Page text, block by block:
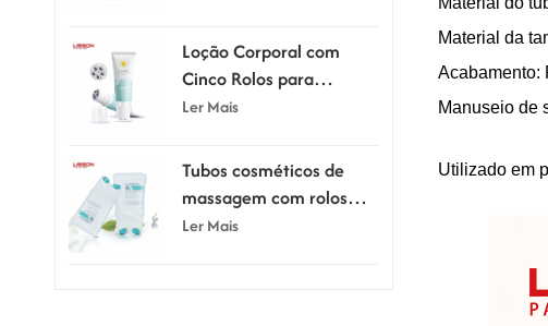
Loção Corporal com
Cinco Rolos para
Massagem e Raspagem,
Ler Mais
Tubos cosméticos de
massagem com rolos
duplos de silicone de
Ler Mais
Material da
Acabamento:
Manuseio de
Utilizado em